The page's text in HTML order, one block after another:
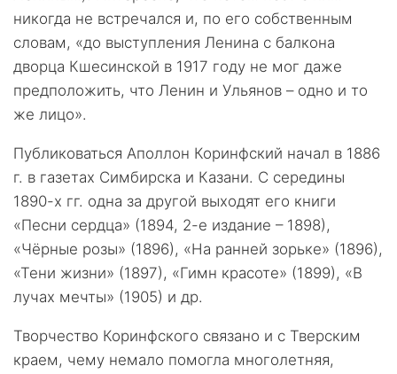
никогда не встречался и, по его собственным
словам, «до выступления Ленина с балкона
дворца Кшесинской в 1917 году не мог даже
предположить, что Ленин и Ульянов – одно и то
же лицо».
Публиковаться Аполлон Коринфский начал в 1886
г. в газетах Симбирска и Казани. С середины
1890-х гг. одна за другой выходят его книги
«Песни сердца» (1894, 2-е издание – 1898),
«Чёрные розы» (1896), «На ранней зорьке» (1896),
«Тени жизни» (1897), «Гимн красоте» (1899), «В
лучах мечты» (1905) и др.
Творчество Коринфского связано и с Тверским
краем, чему немало помогла многолетняя,